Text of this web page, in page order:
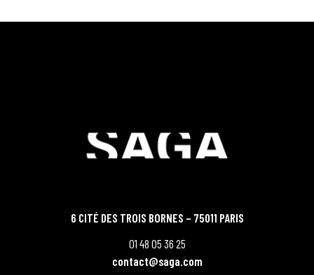
6 CITÉ DES TROIS BORNES – 75011 PARIS
01 48 05 36 25
contact@saga.com